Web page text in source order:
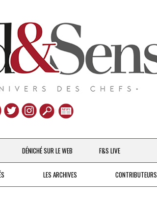
Aller
au
contenu
DÉNICHÉ SUR LE WEB F&S LIVE
LES ARCHIVES CONTRIBUTEURS